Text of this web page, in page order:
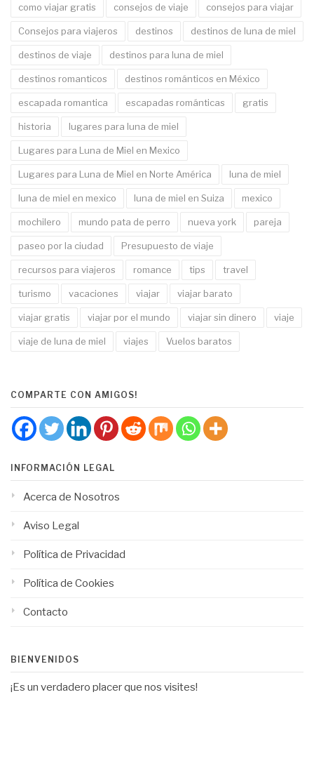
como viajar gratis consejos de viaje consejos para viajar
Consejos para viajeros destinos destinos de luna de miel
destinos de viaje destinos para luna de miel
destinos romanticos destinos románticos en México
escapada romantica escapadas románticas gratis
historia lugares para luna de miel
Lugares para Luna de Miel en Mexico
Lugares para Luna de Miel en Norte América luna de miel
luna de miel en mexico luna de miel en Suiza mexico
mochilero mundo pata de perro nueva york pareja
paseo por la ciudad Presupuesto de viaje
recursos para viajeros romance tips travel
turismo vacaciones viajar viajar barato
viajar gratis viajar por el mundo viajar sin dinero viaje
viaje de luna de miel viajes Vuelos baratos
COMPARTE CON AMIGOS!
INFORMACIÓN LEGAL
Acerca de Nosotros
Aviso Legal
Política de Privacidad
Política de Cookies
Contacto
BIENVENIDOS
¡Es un verdadero placer que nos visites!